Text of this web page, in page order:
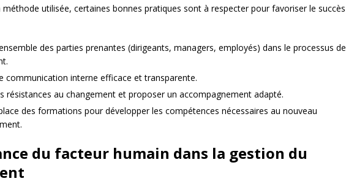
méthode utilisée, certaines bonnes pratiques sont à respecter pour favoriser le succès
des parties prenantes (dirigeants, managers, employés) dans le processus de
communication interne efficace et transparente.
résistances au changement et proposer un accompagnement adapté.
des formations pour développer les compétences nécessaires au nouveau
du facteur humain dans la gestion du